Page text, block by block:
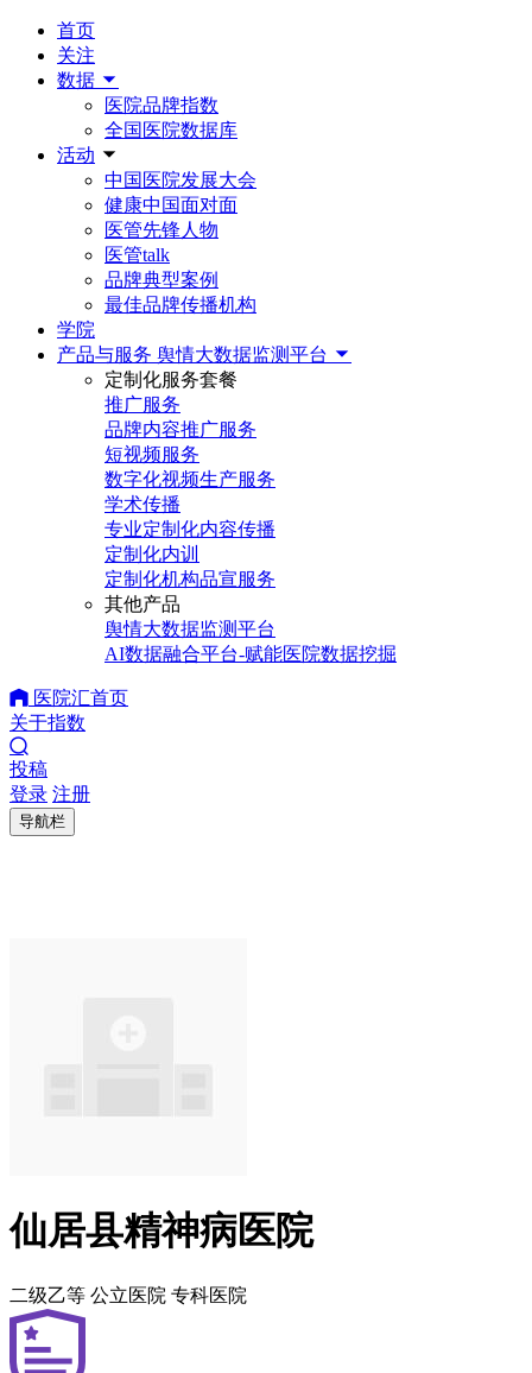
首页
关注
数据
医院品牌指数
全国医院数据库
活动
中国医院发展大会
健康中国面对面
医管先锋人物
医管talk
品牌典型案例
最佳品牌传播机构
学院
产品与服务 舆情大数据监测平台
定制化服务套餐
推广服务
品牌内容推广服务
短视频服务
数字化视频生产服务
学术传播
专业定制化内容传播
定制化内训
定制化机构品宣服务
其他产品
舆情大数据监测平台
AI数据融合平台-赋能医院数据挖掘
医院汇首页
关于指数
投稿
登录 注册
导航栏
仙居县精神病医院
二级乙等 公立医院 专科医院